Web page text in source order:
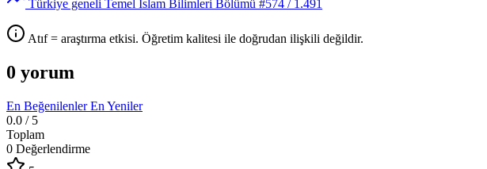
Türkiye geneli Temel İslam Bilimleri Bölümü #574 / 1.491
Atıf = araştırma etkisi. Öğretim kalitesi ile doğrudan ilişkili değildir.
0 yorum
En BeğenilenlerEn Yeniler
0.0 / 5
Toplam
0 Değerlendirme